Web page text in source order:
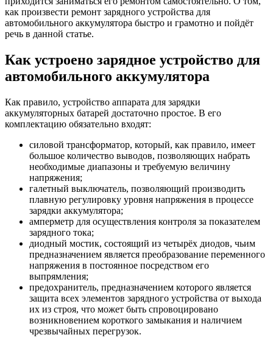
как произвести ремонт зарядного устройства для
автомобильного аккумулятора быстро и грамотно и пойдёт
речь в данной статье.
Как устроено зарядное устройство для
автомобильного аккумулятора
Как правило, устройство аппарата для зарядки
аккумуляторных батарей достаточно простое. В его
комплектацию обязательно входят:
силовой трансформатор, который, как правило, имеет
большое количество выводов, позволяющих набрать
необходимые диапазоны и требуемую величину
напряжения;
галетный выключатель, позволяющий производить
плавную регулировку уровня напряжения в процессе
зарядки аккумулятора;
амперметр для осуществления контроля за показателем
зарядного тока;
диодный мостик, состоящий из четырёх диодов, чьим
предназначением является преобразование переменного
напряжения в постоянное посредством его
выпрямления;
предохранитель, предназначением которого является
защита всех элементов зарядного устройства от выхода
их из строя, что может быть спровоцировано
возникновением короткого замыкания и наличием
чрезвычайных перегрузок.